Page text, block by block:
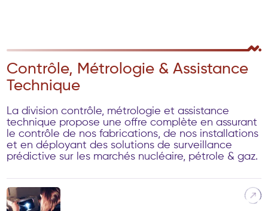
Contrôle, Métrologie & Assistance
Technique
La division contrôle, métrologie et assistance
technique propose une offre complète en assurant
le contrôle de nos fabrications, de nos installations
et en déployant des solutions de surveillance
prédictive sur les marchés nucléaire, pétrole & gaz.